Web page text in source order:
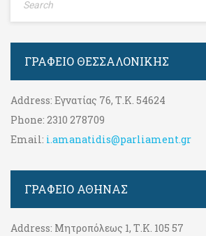
ΓΡΑΦΕΊΟ ΘΕΣΣΑΛΟΝΊΚΗΣ
Address: Εγνατίας 76, Τ.Κ. 54624
Phone: 2310 278709
Email: i.amanatidis@parliament.gr
ΓΡΑΦΕΊΟ ΑΘΉΝΑΣ
Address: Μητροπόλεως 1, Τ.Κ. 105 57